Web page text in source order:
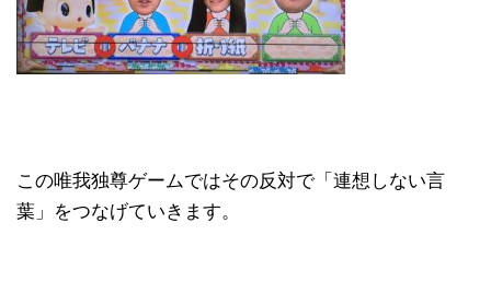
この唯我独尊ゲームではその反対で「連想しない言
葉」をつなげていきます。